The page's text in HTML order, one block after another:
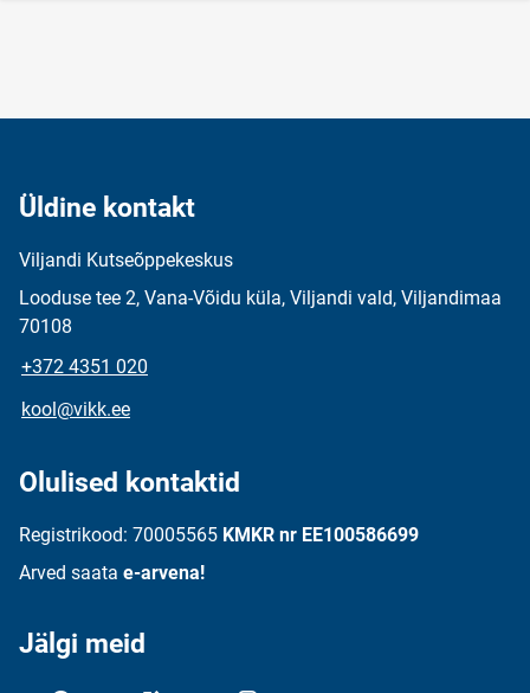
Üldine kontakt
Viljandi Kutseõppekeskus
Looduse tee 2, Vana-Võidu küla, Viljandi vald, Viljandimaa
70108
+372 4351 020
kool@vikk.ee
Olulised kontaktid
Registrikood: 70005565 KMKR nr EE100586699
Arved saata e-arvena!
Jälgi meid